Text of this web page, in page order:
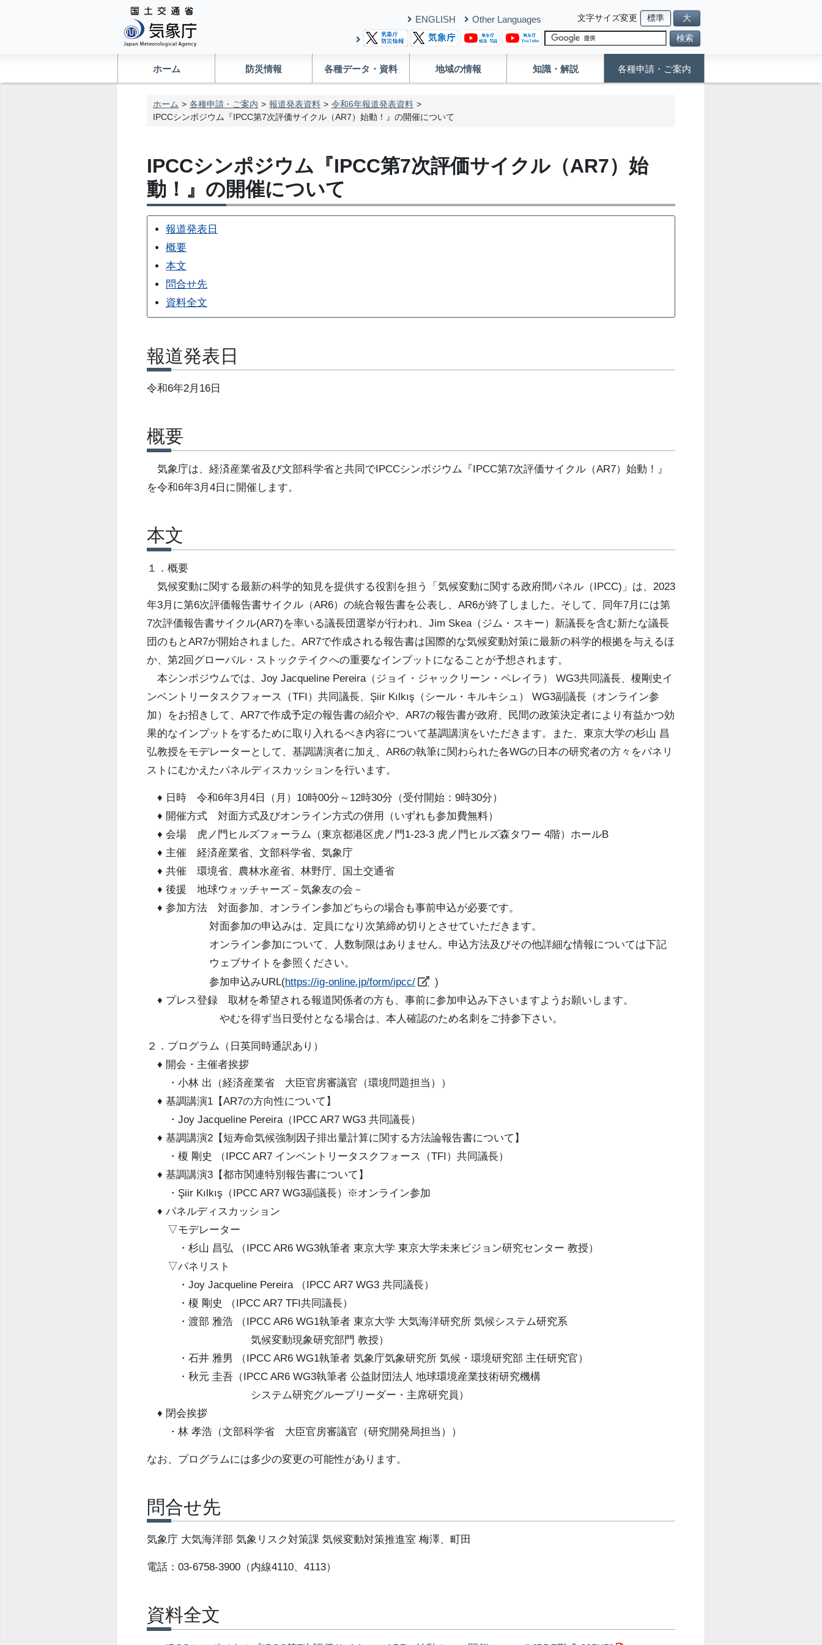
ENGLISH Other Languages 文字サイズ変更 標準 大
検索
ホーム 防災情報 各種データ・資料 地域の情報 知識・解説 各種申請・ご案内
ホーム 各種申請・ご案内 報道発表資料
令和6年報道発表資料
IPCCシンポジウム『IPCC第7次評価サイクル（AR7）始動！』の開催について
IPCCシンポジウム『IPCC第7次評価サイクル（AR7）始
動！』の開催について
報道発表日
概要
本文
問合せ先
資料全文
報道発表日
令和6年2月16日
概要
気象庁は、経済産業省及び文部科学省と共同でIPCCシンポジウム『IPCC第7次評価サイクル（AR7）始動！』
を令和6年3月4日に開催します。
本文
１．概要
気候変動に関する最新の科学的知見を提供する役割を担う「気候変動に関する政府間パネル（IPCC)」は、2023
年3月に第6次評価報告書サイクル（AR6）の統合報告書を公表し、AR6が終了しました。そして、同年7月には第
7次評価報告書サイクル(AR7)を率いる議長団選挙が行われ、Jim Skea（ジム・スキー）新議長を含む新たな議長
団のもとAR7が開始されました。AR7で作成される報告書は国際的な気候変動対策に最新の科学的根拠を与えるほ
か、第2回グローバル・ストックテイクへの重要なインプットになることが予想されます。
本シンポジウムでは、Joy Jacqueline Pereira（ジョイ・ジャックリーン・ペレイラ） WG3共同議長、榎剛史イ
ンベントリータスクフォース（TFI）共同議長、Şiir Kılkış（シール・キルキシュ） WG3副議長（オンライン参
加）をお招きして、AR7で作成予定の報告書の紹介や、AR7の報告書が政府、民間の政策決定者により有益かつ効
果的なインプットをするために取り入れるべき内容について基調講演をいただきます。また、東京大学の杉山 昌
弘教授をモデレーターとして、基調講演者に加え、AR6の執筆に関わられた各WGの日本の研究者の方々をパネリ
ストにむかえたパネルディスカッションを行います。
♦ 日時 令和6年3月4日（月）10時00分～12時30分（受付開始：9時30分）
♦ 開催方式 対面方式及びオンライン方式の併用（いずれも参加費無料）
♦ 会場 虎ノ門ヒルズフォーラム（東京都港区虎ノ門1-23-3 虎ノ門ヒルズ森タワー 4階）ホールB
♦ 主催 経済産業省、文部科学省、気象庁
♦ 共催 環境省、農林水産省、林野庁、国土交通省
♦ 後援 地球ウォッチャーズ－気象友の会－
♦ 参加方法 対面参加、オンライン参加どちらの場合も事前申込が必要です。
対面参加の申込みは、定員になり次第締め切りとさせていただきます。
オンライン参加について、人数制限はありません。申込方法及びその他詳細な情報については下記
ウェブサイトを参照ください。
参加申込みURL(https://ig-online.jp/form/ipcc/
)
♦ プレス登録 取材を希望される報道関係者の方も、事前に参加申込み下さいますようお願いします。
やむを得ず当日受付となる場合は、本人確認のため名刺をご持参下さい。
２．プログラム（日英同時通訳あり）
♦ 開会・主催者挨拶
・小林 出（経済産業省 大臣官房審議官（環境問題担当））
♦ 基調講演1【AR7の方向性について】
・Joy Jacqueline Pereira（IPCC AR7 WG3 共同議長）
♦ 基調講演2【短寿命気候強制因子排出量計算に関する方法論報告書について】
・榎 剛史 （IPCC AR7 インベントリータスクフォース（TFI）共同議長）
♦ 基調講演3【都市関連特別報告書について】
・Şiir Kılkış（IPCC AR7 WG3副議長）※オンライン参加
♦ パネルディスカッション
▽モデレーター
・杉山 昌弘 （IPCC AR6 WG3執筆者 東京大学 東京大学未来ビジョン研究センター 教授）
▽パネリスト
・Joy Jacqueline Pereira （IPCC AR7 WG3 共同議長）
・榎 剛史 （IPCC AR7 TFI共同議長）
・渡部 雅浩 （IPCC AR6 WG1執筆者 東京大学 大気海洋研究所 気候システム研究系
気候変動現象研究部門 教授）
・石井 雅男 （IPCC AR6 WG1執筆者 気象庁気象研究所 気候・環境研究部 主任研究官）
・秋元 圭吾（IPCC AR6 WG3執筆者 公益財団法人 地球環境産業技術研究機構
システム研究グループリーダー・主席研究員）
♦ 閉会挨拶
・林 孝浩（文部科学省 大臣官房審議官（研究開発局担当））
なお、プログラムには多少の変更の可能性があります。
問合せ先
気象庁 大気海洋部 気象リスク対策課 気候変動対策推進室 梅澤、町田
電話：03-6758-3900（内線4110、4113）
資料全文